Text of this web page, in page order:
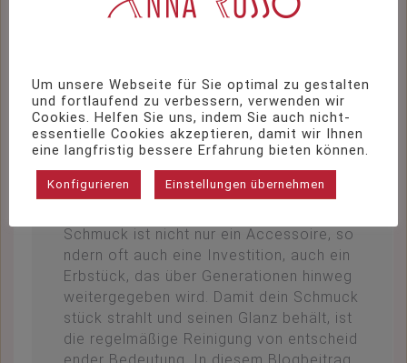
Schmuckpflege
Blog ,Gottmadingen,Schmuck ,Singen
Vonkatharinaauer
Februar 23, 2024
Kommentar hinterlassen
Alles, was Sie über die Reinigung von Sc
Schmuck ist nicht nur ein Accessoire, so
ndern oft auch eine Investition, auch ein
Erbstück, das über Generationen hinweg
weitergegeben wird. Damit dein Schmuck
stück strahlt und seinen Glanz behält, ist
die regelmäßige Reinigung von entscheid
Um unsere Webseite für Sie optimal zu gestalten
und fortlaufend zu verbessern, verwenden wir
Cookies. Helfen Sie uns, indem Sie auch nicht-
essentielle Cookies akzeptieren, damit wir Ihnen
eine langfristig bessere Erfahrung bieten können.
Konfigurieren Einstellungen übernehmen